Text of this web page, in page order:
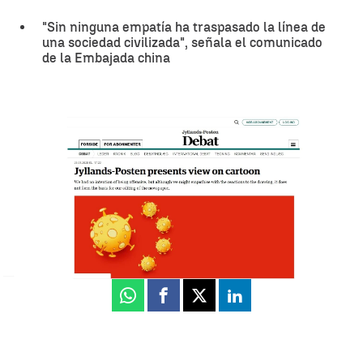
"Sin ninguna empatía ha traspasado la línea de
una sociedad civilizada", señala el comunicado
de la Embajada china
Antena 3 Noticias
Antena 3 Noticias China
Actualizado:29 de enero de 2020, 15:34
29 de enero de 2020, 09:49
Whatsapp
Facebook
X Linkedin